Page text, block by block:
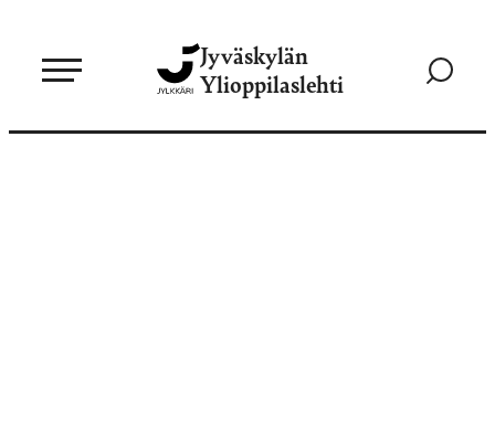
sisältöön
Jyväskylän
Ylioppilaslehti
Siirry